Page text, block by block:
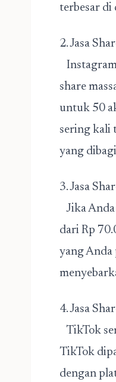
terbesar di
2. Jasa
share
untuk 50
sering kali
yang
3. Jasa
Jika
dari Rp
yang
4. Jasa
TikTok
TikTok
dengan